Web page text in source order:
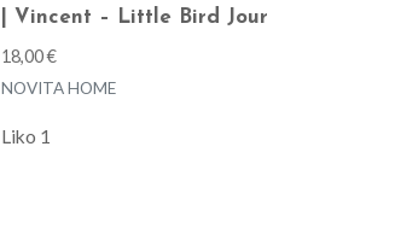
| Vincent – Little Bird Jour
18,00€
NOVITA HOME
Liko 1